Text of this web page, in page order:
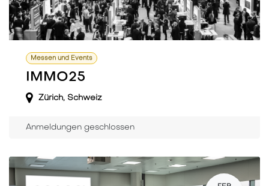
Messen und Events
IMMO25
Zürich, Schweiz
Anmeldungen geschlossen